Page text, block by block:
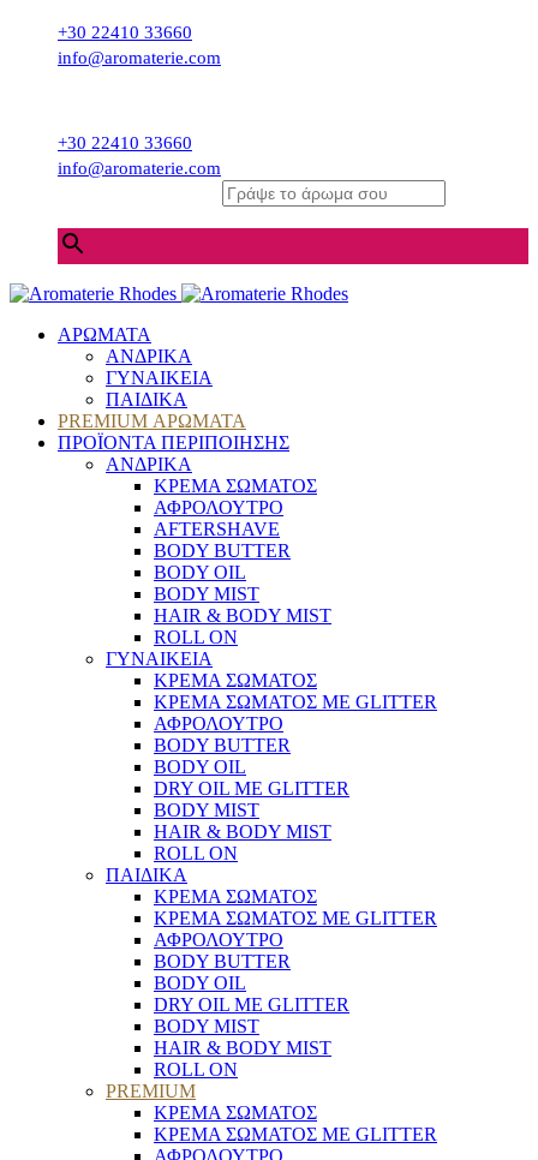
+30 22410 33660
info@aromaterie.com
+30 22410 33660
info@aromaterie.com
ΑΡΩΜΑΤΑ
ΑΝΔΡΙΚΑ
ΓΥΝΑΙΚΕΙΑ
ΠΑΙΔΙΚΑ
PREMIUM ΑΡΩΜΑΤΑ
ΠΡΟΪΟΝΤΑ ΠΕΡΙΠΟΙΗΣΗΣ
ΑΝΔΡΙΚΑ
ΚΡΕΜΑ ΣΩΜΑΤΟΣ
ΑΦΡΟΛΟΥΤΡΟ
AFTERSHAVE
BODY BUTTER
BODY OIL
BODY MIST
HAIR & BODY MIST
ROLL ON
ΓΥΝΑΙΚΕΙΑ
ΚΡΕΜΑ ΣΩΜΑΤΟΣ
ΚΡΕΜΑ ΣΩΜΑΤΟΣ ΜΕ GLITTER
ΑΦΡΟΛΟΥΤΡΟ
BODY BUTTER
BODY OIL
DRY OIL ΜΕ GLITTER
BODY MIST
HAIR & BODY MIST
ROLL ON
ΠΑΙΔΙΚΑ
ΚΡΕΜΑ ΣΩΜΑΤΟΣ
ΚΡΕΜΑ ΣΩΜΑΤΟΣ ΜΕ GLITTER
ΑΦΡΟΛΟΥΤΡΟ
BODY BUTTER
BODY OIL
DRY OIL ΜΕ GLITTER
BODY MIST
HAIR & BODY MIST
ROLL ON
PREMIUM
ΚΡΕΜΑ ΣΩΜΑΤΟΣ
ΚΡΕΜΑ ΣΩΜΑΤΟΣ ΜΕ GLITTER
ΑΦΡΟΛΟΥΤΡΟ